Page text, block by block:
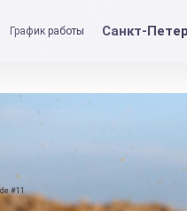
График работы Санкт-